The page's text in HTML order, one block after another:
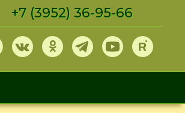
+7 (3952) 36-95-66